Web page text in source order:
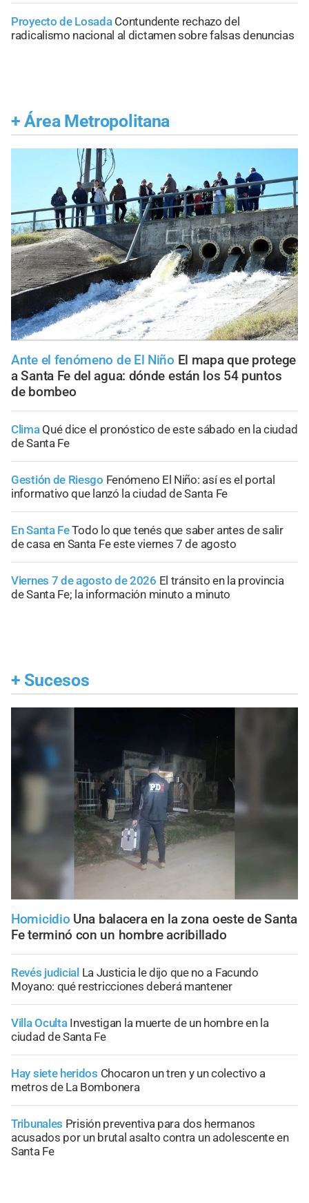
Proyecto de Losada Contundente rechazo del
radicalismo nacional al dictamen sobre falsas denuncias
+ Área Metropolitana
Ante el fenómeno de El Niño El mapa que protege
a Santa Fe del agua: dónde están los 54 puntos
de bombeo
Clima Qué dice el pronóstico de este sábado en la ciudad
de Santa Fe
Gestión de Riesgo Fenómeno El Niño: así es el portal
informativo que lanzó la ciudad de Santa Fe
En Santa FeTodo lo que tenés que saber antes de salir
de casa en Santa Fe este viernes 7 de agosto
Viernes 7 de agosto de 2026 El tránsito en la provincia
de Santa Fe; la información minuto a minuto
+ Sucesos
Homicidio Una balacera en la zona oeste de Santa
Fe terminó con un hombre acribillado
Revés judicial La Justicia le dijo que no a Facundo
Moyano: qué restricciones deberá mantener
Villa Oculta Investigan la muerte de un hombre en la
ciudad de Santa Fe
Hay siete heridos Chocaron un tren y un colectivo a
metros de La Bombonera
Tribunales Prisión preventiva para dos hermanos
acusados por un brutal asalto contra un adolescente en
Santa Fe